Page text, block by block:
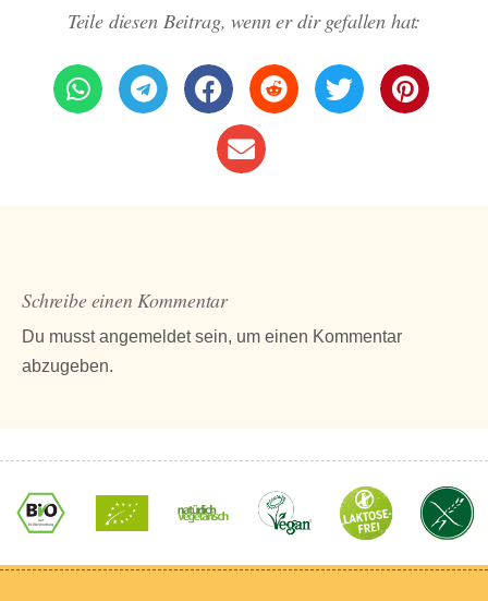
Teile diesen Beitrag, wenn er dir gefallen hat:
Schreibe einen Kommentar
Du musstangemeldetsein, um einen Kommentar
abzugeben.